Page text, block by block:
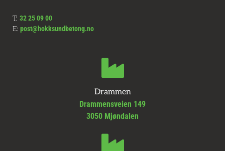
T: 32 25 09 00
E: post@hokksundbetong.no
Drammen
Drammensveien 149
3050 Mjøndalen